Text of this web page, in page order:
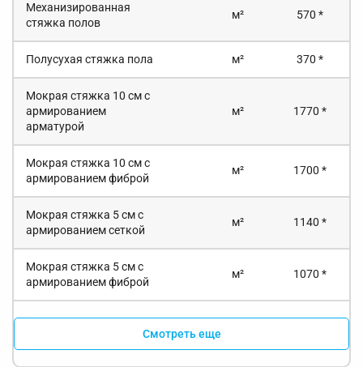
Механизированная
стяжка полов
м² 570 *
Полусухая стяжка пола м² 370 *
Мокрая стяжка 10 см с
армированием
арматурой
м² 1770 *
Мокрая стяжка 10 см с
армированием фиброй
м² 1700 *
Мокрая стяжка 5 см с
армированием сеткой
м² 1140 *
Мокрая стяжка 5 см с
армированием фиброй
м² 1070 *
Смотреть еще